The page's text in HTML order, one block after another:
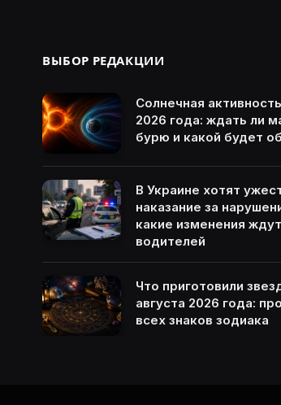
ВЫБОР РЕДАКЦИИ
Солнечная
2026 года: ждать ли
бурю и какой будет
В Украине хотят
наказание за
какие изменения ждут
водителей
Что приготовили
августа 2026 года:
всех знаков зодиака